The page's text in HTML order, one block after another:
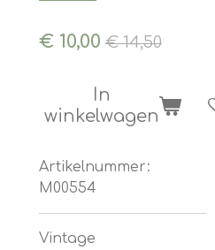
€ 10,00 € 14,50
In
winkelwagen
Artikelnummer:
M00554
Vintage